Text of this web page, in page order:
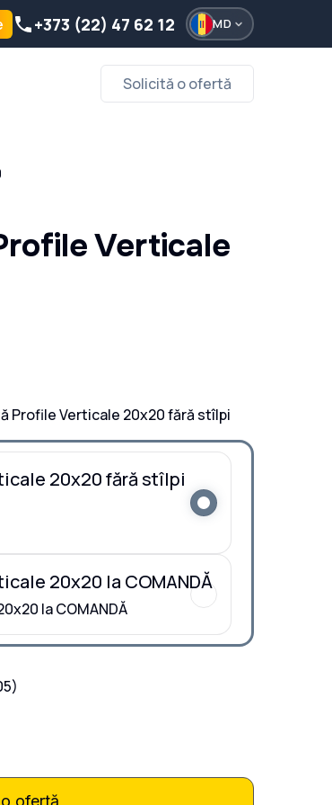
+373 (22) 47 62 12 MD
Solicită o ofertă
Verticale
Profile Verticale 20x20 fără stîlpi
20x20 fără stîlpi
20x20 la COMANDĂ
la COMANDĂ
ofertă